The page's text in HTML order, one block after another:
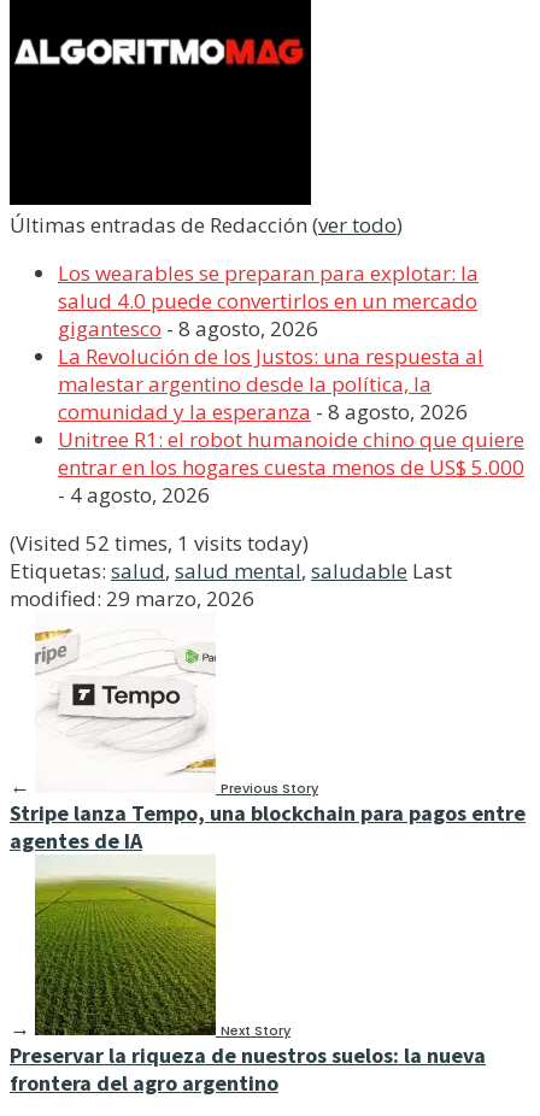
Últimas entradas de Redacción (ver todo)
Los wearables se preparan para explotar: la
salud 4.0 puede convertirlos en un mercado
gigantesco - 8 agosto, 2026
La Revolución de los Justos: una respuesta al
malestar argentino desde la política, la
comunidad y la esperanza - 8 agosto, 2026
Unitree R1: el robot humanoide chino que quiere
entrar en los hogares cuesta menos de US$ 5.000
- 4 agosto, 2026
(Visited 52 times, 1 visits today)
Etiquetas: salud, salud mental, saludable Last
modified: 29 marzo, 2026
← Previous Story
Stripe lanza Tempo, una blockchain para pagos entre
agentes de IA
→ Next Story
Preservar la riqueza de nuestros suelos: la nueva
frontera del agro argentino